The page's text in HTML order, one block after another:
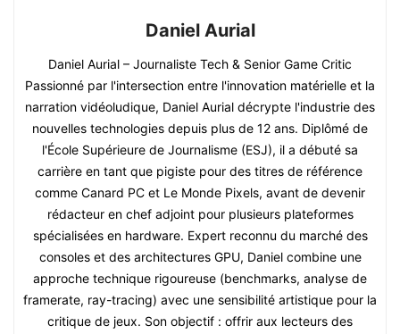
Daniel Aurial
Daniel Aurial – Journaliste Tech & Senior Game Critic
Passionné par l'intersection entre l'innovation matérielle et la
narration vidéoludique, Daniel Aurial décrypte l'industrie des
nouvelles technologies depuis plus de 12 ans. Diplômé de
l'École Supérieure de Journalisme (ESJ), il a débuté sa
carrière en tant que pigiste pour des titres de référence
comme Canard PC et Le Monde Pixels, avant de devenir
rédacteur en chef adjoint pour plusieurs plateformes
spécialisées en hardware. Expert reconnu du marché des
consoles et des architectures GPU, Daniel combine une
approche technique rigoureuse (benchmarks, analyse de
framerate, ray-tracing) avec une sensibilité artistique pour la
critique de jeux. Son objectif : offrir aux lecteurs des